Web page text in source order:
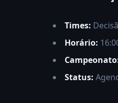
Times:
Horário:
Status: